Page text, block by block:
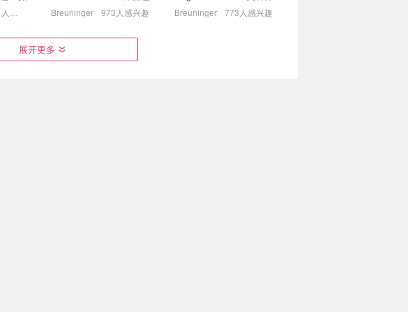
主上身
！
Ami Paris 小爱心来袭！棕
色毛衣开衫€268
地布 Polo衫
Breuninger 973人感兴趣
鞋 深棕色
Breuninger 773人感兴趣
展开更多